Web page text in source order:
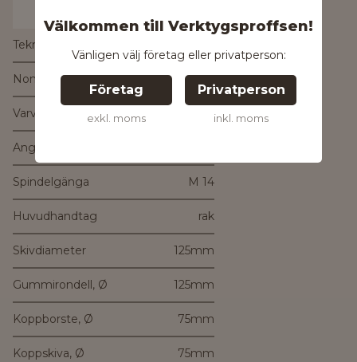
Välkommen till Verktygsproffsen!
Vänligen välj företag eller privatperson:
Företag
exkl. moms
Privatperson
inkl. moms
Tekniska data:
Nom. effektförbrukning 720W
Varvtal obelastad 11.000 varv/min
Angiven Effekt
Spindelgänga M 14
Huvudhandtag rak
Skivdiameter 125mm
Gummirondell, Ø 125mm
Koppborste, Ø 75mm
Koppskiva, Ø 75mm